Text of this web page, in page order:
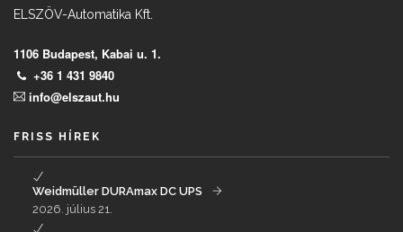
ELSZÖV-Automatika Kft.
1106 Budapest, Kabai u. 1.
+36 1 431 9840
info@elszaut.hu
FRISS HÍREK
Weidmüller DURAmax DC UPS
2026. július 21.